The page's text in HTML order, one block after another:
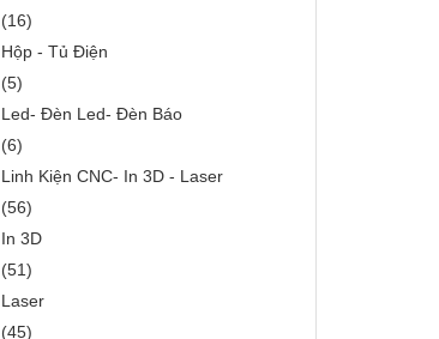
(16)
Hộp - Tủ Điện
(5)
Led- Đèn Led- Đèn Báo
(6)
Linh Kiện CNC- In 3D - Laser
(56)
In 3D
(51)
Laser
(45)